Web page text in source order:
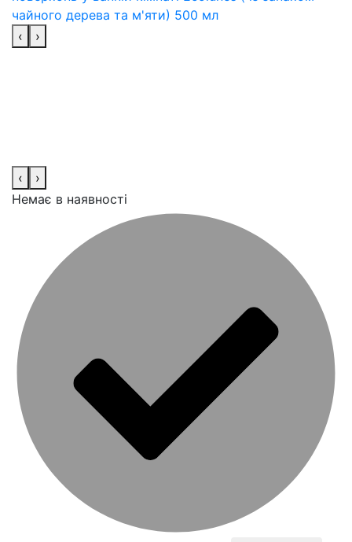
‹ ›
‹
›
Немає в наявності